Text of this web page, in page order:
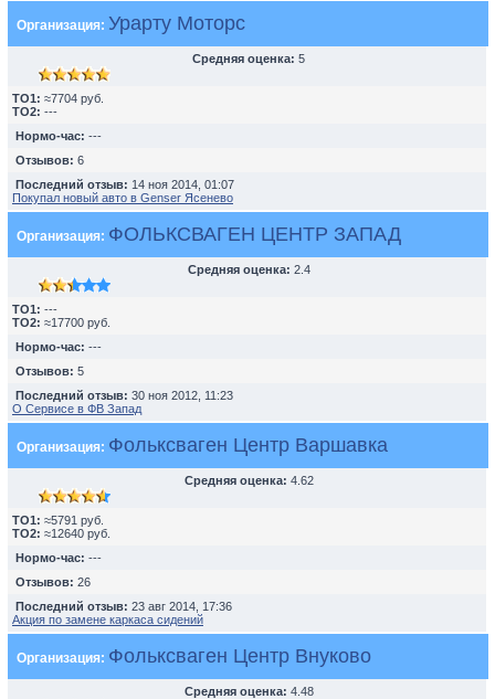
Организация: Урарту Моторс
Средняя оценка: 5
TO1: ≈7704 руб.
TO2: ---
Нормо-час: ---
Отзывов: 6
Последний отзыв: 14 ноя 2014, 01:07
Покупал новый авто в Genser Ясенево
Организация: ФОЛЬКСВАГЕН ЦЕНТР ЗАПАД
Средняя оценка: 2.4
TO1: ---
TO2: ≈17700 руб.
Нормо-час: ---
Отзывов: 5
Последний отзыв: 30 ноя 2012, 11:23
О Сервисе в ФВ Запад
Организация: Фольксваген Центр Варшавка
Средняя оценка: 4.62
TO1: ≈5791 руб.
TO2: ≈12640 руб.
Нормо-час: ---
Отзывов: 26
Последний отзыв: 23 авг 2014, 17:36
Акция по замене каркаса сидений
Организация: Фольксваген Центр Внуково
Средняя оценка: 4.48